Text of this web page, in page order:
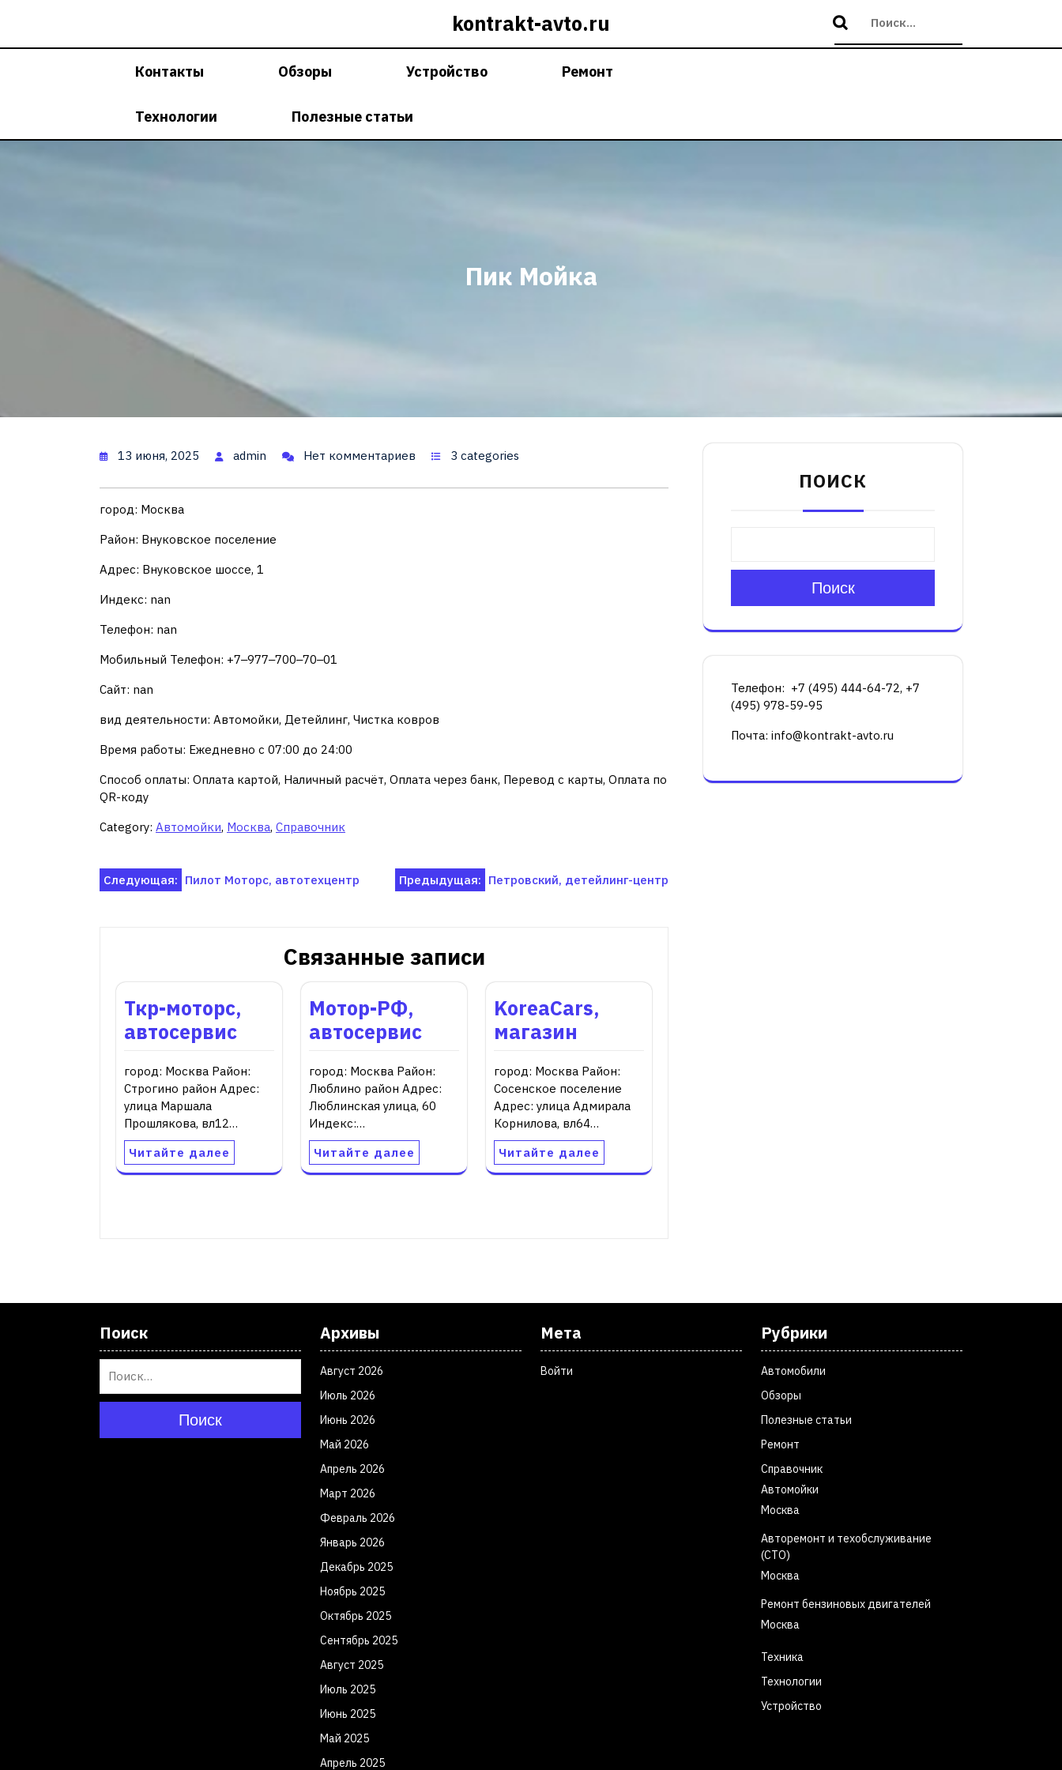
kontrakt-avto.ru
Контакты Обзоры Устройство Ремонт
Технологии Полезные статьи
Пик Мойка
13 июня, 2025 admin Нет комментариев 3 categories
город: Москва
Район: Внуковское поселение
Адрес: Внуковское шоссе, 1
Индекс: nan
Телефон: nan
Мобильный Телефон: +7‒977‒700‒70‒01
Сайт: nan
вид деятельности: Автомойки, Детейлинг, Чистка ковров
Время работы: Ежедневно с 07:00 до 24:00
Способ оплаты: Оплата картой, Наличный расчёт, Оплата через банк, Перевод с карты, Оплата по
QR-коду
Category: Автомойки, Москва, Справочник
Навигация
Предыдущая: Петровский, детейлинг-центр
Следующая: Пилот Моторс, автотехцентр
Связанные записи
Ткр-моторс,
автосервис
город: Москва Район:
Строгино район Адрес:
улица Маршала
Прошлякова, вл12…
Читайте далее
Мотор-РФ,
автосервис
город: Москва Район:
Люблино район Адрес:
Люблинская улица, 60
Индекс:…
Читайте далее
KoreaCars,
магазин
город: Москва Район:
Сосенское поселение
Адрес: улица Адмирала
Корнилова, вл64…
Читайте далее
ПОИСК
Поиск
Телефон: +7 (495) 444-64-72, +7
(495) 978-59-95
Почта: info@kontrakt-avto.ru
Поиск
Поиск
Архивы
Август 2026
Июль 2026
Июнь 2026
Май 2026
Апрель 2026
Март 2026
Февраль 2026
Январь 2026
Декабрь 2025
Ноябрь 2025
Октябрь 2025
Сентябрь 2025
Август 2025
Июль 2025
Июнь 2025
Май 2025
Апрель 2025
Мета
Войти
Рубрики
Автомобили
Обзоры
Полезные статьи
Ремонт
Справочник
Автомойки
Москва
Авторемонт и техобслуживание
(СТО)
Москва
Ремонт бензиновых двигателей
Москва
Техника
Технологии
Устройство